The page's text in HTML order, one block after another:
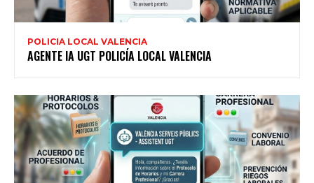
POLICIA LOCAL VALENCIA
AGENTE IA UGT POLICÍA LOCAL VALENCIA